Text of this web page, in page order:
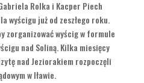
Rolka i Kacper Piech
już od zeszłego roku.
zorganizować wyścig w formule
nad Soliną. Kilka miesięcy
nad Jeziorakiem rozpoczęli
w Iławie.